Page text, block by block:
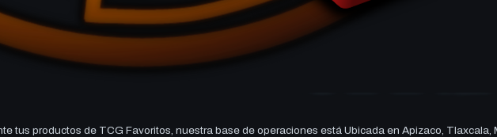
tus productos de TCG Favoritos, nuestra base de operaciones está Ubicada en Apizaco, Tlaxcala,